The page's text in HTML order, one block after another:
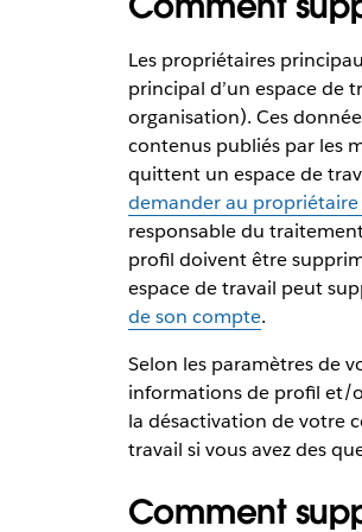
Les propriétaires
principal d’un espace de
organisation). Ces
contenus publiés par les
quittent un espace de
demander au
responsable du
profil doivent être
espace de travail peut
de son compte.
Selon les paramètres de
informations de profil et/
la désactivation de votre
travail si vous avez des
Comment